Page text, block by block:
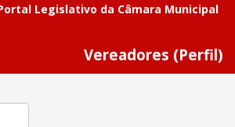
Legislativo da Câmara Municipal
Vereadores (Perfil)